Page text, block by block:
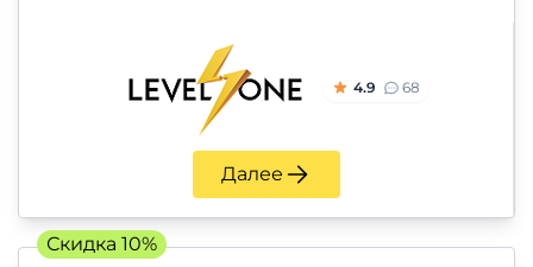
4.9 68
Далее
Скидка 10%